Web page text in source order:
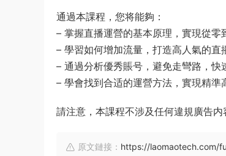
通過本課程，您将能夠：
– 掌握直播運營的基本原理，實現從零
– 學習如何增加流量，打造高人氣的直
– 通過分析優秀賬号，避免走彎路，快
– 學會找到合适的運營方法，實現精準
請注意，本課程不涉及任何違規廣告内
原文鏈接： https://laomaotech.com/